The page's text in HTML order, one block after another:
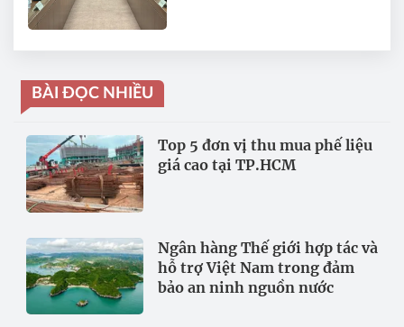
BÀI ĐỌC NHIỀU
Top 5 đơn vị thu mua phế liệu
giá cao tại TP.HCM
Ngân hàng Thế giới hợp tác và
hỗ trợ Việt Nam trong đảm
bảo an ninh nguồn nước